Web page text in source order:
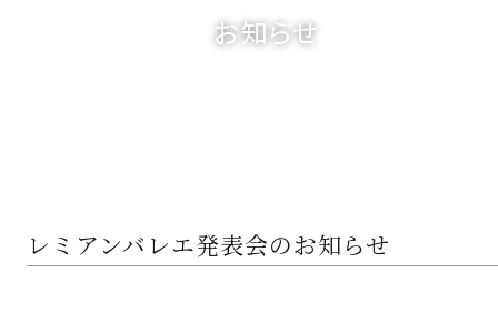
お知らせ
レミアンバレエ発表会のお知らせ